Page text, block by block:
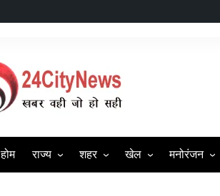
होम राज्य शहर खेल मनोरंजन